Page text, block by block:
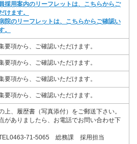
採用案内のリーフレットは、こちらからご
けます。
院のリーフレットは、こちらからご確認い
。
要項から、ご確認いただけます。
要項から、ご確認いただけます。
要項から、ご確認いただけます。
要項から、ご確認いただけます。
上、履歴書（写真添付）をご郵送下さい。
がありましたら、お電話でお問い合わせ下
71-5065 総務課 採用担当